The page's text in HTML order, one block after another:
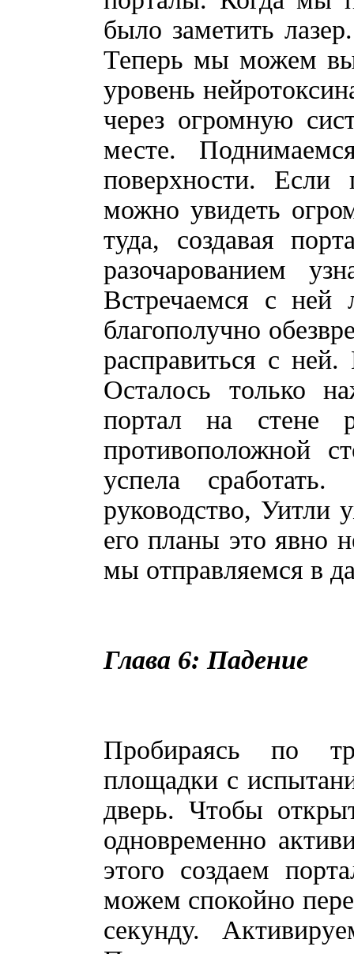
было заметить
Теперь мы можем
уровень
через огромную
месте.
поверхности. Если
можно увидеть
туда, создавая
разочарованием
Встречаемся с
благополучно
расправиться с
Осталось только
портал на стене
противоположной
успела
руководство, Уитли
его планы это явно
мы отправляемся в
Глава 6: Падение
Пробираясь по
площадки с
дверь. Чтобы
одновременно
этого создаем
можем спокойно
секунду.